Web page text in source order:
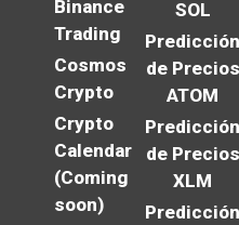
Binance
Trading
Cosmos
Crypto
Crypto
Calendar
(Coming
soon)
SOL
Predicción
de Precios
ATOM
Predicción
de Precios
XLM
Predicción